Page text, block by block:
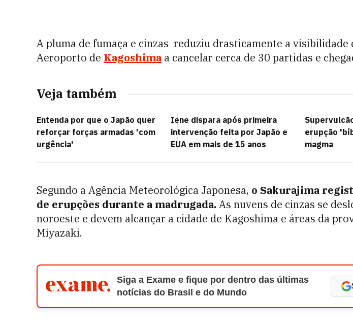
A pluma de fumaça e cinzas reduziu drasticamente a visibilidade
Aeroporto de Kagoshima a cancelar cerca de 30 partidas e
Veja também
Entenda por que o Japão quer
reforçar forças armadas 'com
urgência'
Iene dispara após primeira
intervenção feita por Japão e
EUA em mais de 15 anos
erupção
magma
Segundo a Agência Meteorológica Japonesa, o Sakurajima
de erupções durante a madrugada.As nuvens de cinzas se
noroeste e devem alcançar a cidade de Kagoshima e áreas da
Miyazaki.
Siga a Exame e fique por dentro das últimas
notícias do Brasil e do Mundo